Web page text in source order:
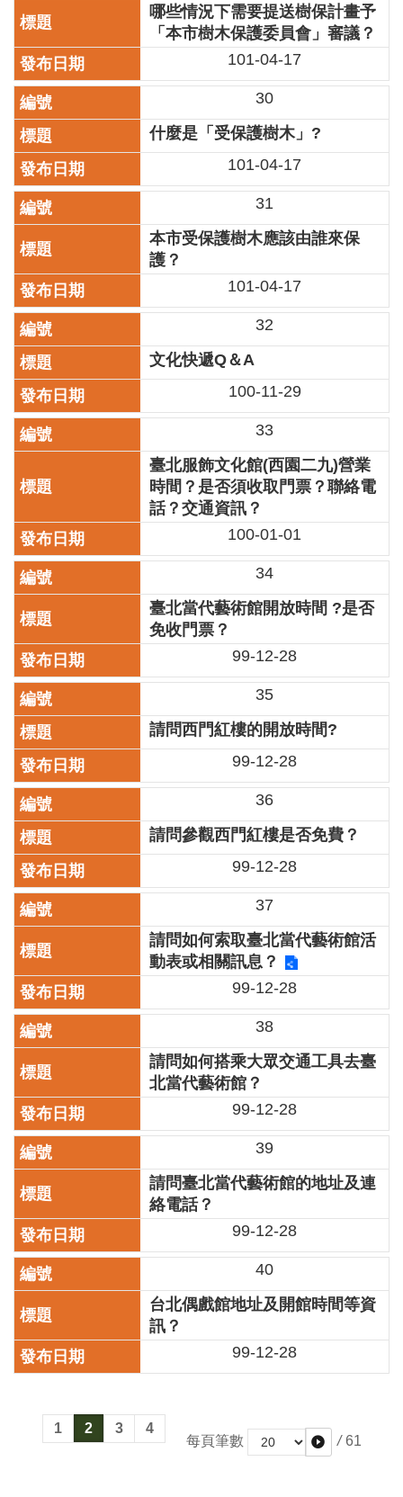
影
音
專
區
回
首
頁
網
導
覽
陳
情
系
統
雙
語
詞
北
通
English
易
讀
專
區
廉
政
平
臺
專
區
常
見
問
答
臺
北
市
政
府
府
開
資
訊
著
作
權
聲
明
私
權
保
護
哪些情況下需要提送樹保計畫予
「本市樹木保護委員會」審議？
101-04-17
30
什麼是「受保護樹木」?
101-04-17
31
本市受保護樹木應該由誰來保
護？
101-04-17
32
文化快遞Q＆A
100-11-29
33
臺北服飾文化館(西園二九)營業
時間？是否須收取門票？聯絡電
話？交通資訊？
100-01-01
34
臺北當代藝術館開放時間 ?是否
免收門票？
99-12-28
35
請問西門紅樓的開放時間?
99-12-28
36
請問參觀西門紅樓是否免費？
99-12-28
37
請問如何索取臺北當代藝術館活
動表或相關訊息？
99-12-28
38
請問如何搭乘大眾交通工具去臺
北當代藝術館？
99-12-28
39
請問臺北當代藝術館的地址及連
絡電話？
99-12-28
40
台北偶戲館地址及開館時間等資
訊？
99-12-28
1 2 3
4
每頁筆數
/ 61